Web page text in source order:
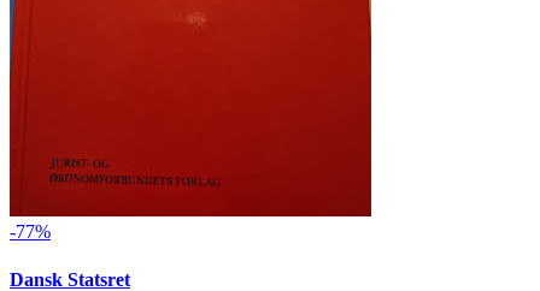
-77%
Dansk Statsret